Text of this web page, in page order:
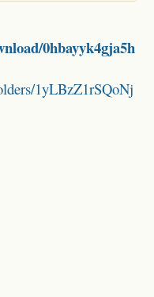
0hbayyk4gja5h
1yLBzZ1rSQoNj